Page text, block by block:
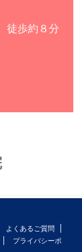
徒歩約８分
よくあるご質問
プライバシーポ